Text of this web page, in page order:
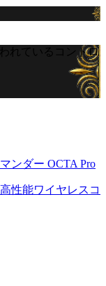
れているコントロ
ンダー OCTA Pro
性能ワイヤレスコ